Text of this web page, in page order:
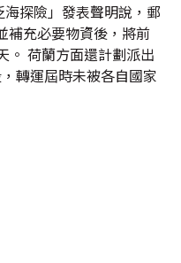
海探險」發表聲明說，郵
補充必要物資後，將前
。 荷蘭方面還計劃派出
轉運屆時未被各自國家